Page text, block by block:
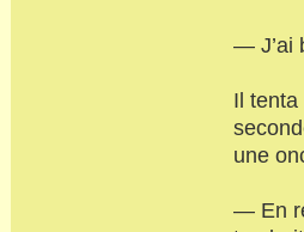
— J’ai
Il
une
— En